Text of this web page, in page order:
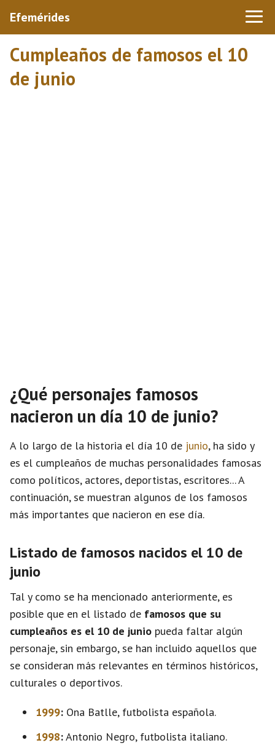
Efemérides
Cumpleaños de famosos el 10
de junio
¿Qué personajes famosos
nacieron un día 10 de junio?
A lo largo de la historia el día 10 de junio, ha sido y
es el cumpleaños de muchas personalidades famosas
como políticos, actores, deportistas, escritores... A
continuación, se muestran algunos de los famosos
más importantes que nacieron en ese día.
Listado de famosos nacidos el 10 de
junio
Tal y como se ha mencionado anteriormente, es
posible que en el listado de famosos que su
cumpleaños es el 10 de junio pueda faltar algún
personaje, sin embargo, se han incluido aquellos que
se consideran más relevantes en términos históricos,
culturales o deportivos.
1999: Ona Batlle, futbolista española.
1998:Antonio Negro, futbolista italiano.